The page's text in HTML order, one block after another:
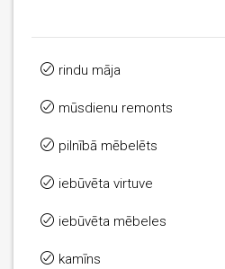
rindu māja
mūsdienu remonts
pilnībā mēbelēts
iebūvēta virtuve
iebūvēta mēbeles
kamīns